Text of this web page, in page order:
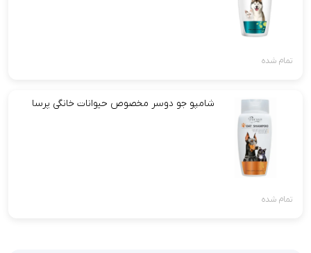
تمام شده
شامپو جو دوسر مخصوص حیوانات خانگی پرسا
تمام شده